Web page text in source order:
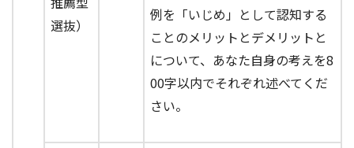
選抜）
例を「いじめ」として認知する
ことのメリットとデメリットと
について、あなた自身の考えを8
00字以内でそれぞれ述べてくだ
さい。